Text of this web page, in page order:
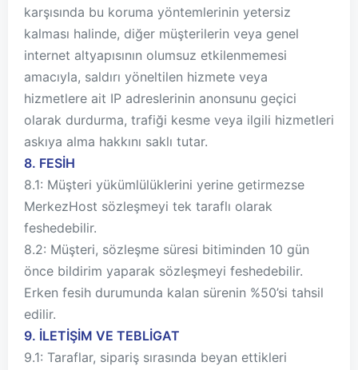
karşısında bu koruma yöntemlerinin yetersiz
kalması halinde, diğer müşterilerin veya genel
internet altyapısının olumsuz etkilenmemesi
amacıyla, saldırı yöneltilen hizmete veya
hizmetlere ait IP adreslerinin anonsunu geçici
olarak durdurma, trafiği kesme veya ilgili hizmetleri
askıya alma hakkını saklı tutar.
8. FESİH
8.1: Müşteri yükümlülüklerini yerine getirmezse
MerkezHost sözleşmeyi tek taraflı olarak
feshedebilir.
8.2: Müşteri, sözleşme süresi bitiminden 10 gün
önce bildirim yaparak sözleşmeyi feshedebilir.
Erken fesih durumunda kalan sürenin %50’si tahsil
edilir.
9. İLETİŞİM VE TEBLİGAT
9.1: Taraflar, sipariş sırasında beyan ettikleri